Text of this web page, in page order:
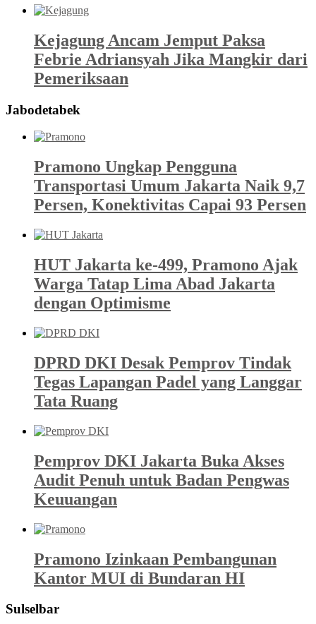
Kejagung Ancam Jemput Paksa
Febrie Adriansyah Jika Mangkir dari
Pemeriksaan
Jabodetabek
Pramono Ungkap Pengguna
Transportasi Umum Jakarta Naik 9,7
Persen, Konektivitas Capai 93 Persen
HUT Jakarta ke-499, Pramono Ajak
Warga Tatap Lima Abad Jakarta
dengan Optimisme
DPRD DKI Desak Pemprov Tindak
Tegas Lapangan Padel yang Langgar
Tata Ruang
Pemprov DKI Jakarta Buka Akses
Audit Penuh untuk Badan Pengwas
Keuuangan
Pramono Izinkaan Pembangunan
Kantor MUI di Bundaran HI
Sulselbar